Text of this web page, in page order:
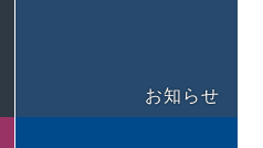
お知らせ